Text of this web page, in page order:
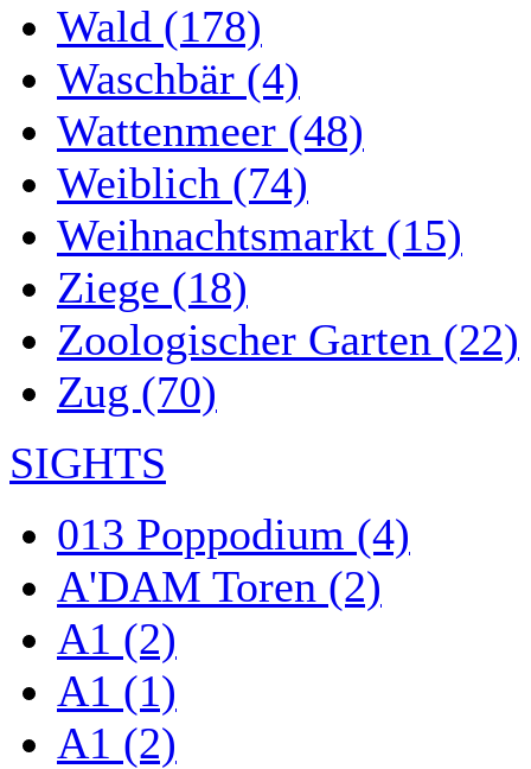
Wald (178)
Waschbär (4)
Wattenmeer (48)
Weiblich (74)
Weihnachtsmarkt (15)
Ziege (18)
Zoologischer Garten (22)
Zug (70)
SIGHTS
013 Poppodium (4)
A'DAM Toren (2)
A1 (2)
A1 (1)
A1 (2)